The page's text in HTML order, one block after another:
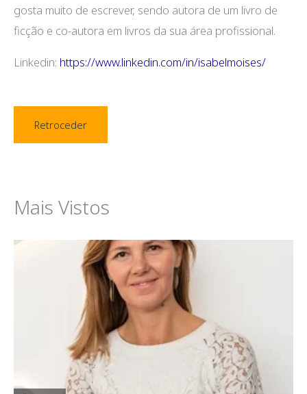
gosta muito de escrever, sendo autora de um livro de
ficção e co-autora em livros da sua área profissional.
Linkedin: https://www.linkedin.com/in/isabelmoises/
Retroceder
Mais Vistos